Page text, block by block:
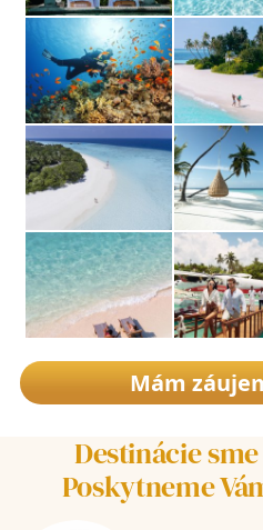
Mám
Destinácie
Poskytneme